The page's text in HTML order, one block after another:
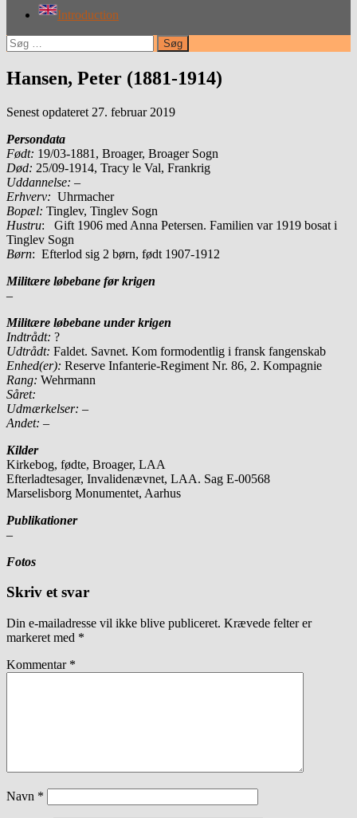
Introduction
Søg
efter:
Hansen, Peter (1881-1914)
Senest opdateret 27. februar 2019
Persondata
Født: 19/03-1881, Broager, Broager Sogn
Død: 25/09-1914, Tracy le Val, Frankrig
Uddannelse: –
Erhverv: Uhrmacher
Bopæl: Tinglev, Tinglev Sogn
Hustru: Gift 1906 med Anna Petersen. Familien var 1919 bosat i
Tinglev Sogn
Børn: Efterlod sig 2 børn, født 1907-1912
Militære løbebane før krigen
–
Militære løbebane under krigen
Indtrådt: ?
Udtrådt: Faldet. Savnet. Kom formodentlig i fransk fangenskab
Enhed(er): Reserve Infanterie-Regiment Nr. 86, 2. Kompagnie
Rang: Wehrmann
Såret:
Udmærkelser: –
Andet: –
Kilder
Kirkebog, fødte, Broager, LAA
Efterladtesager, Invalidenævnet, LAA. Sag E-00568
Marselisborg Monumentet, Aarhus
Publikationer
–
Fotos
Skriv et svar
Din e-mailadresse vil ikke blive publiceret. Krævede felter er
markeret med *
Kommentar *
Navn *